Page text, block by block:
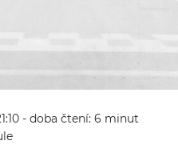
- doba čtení: 6 minut